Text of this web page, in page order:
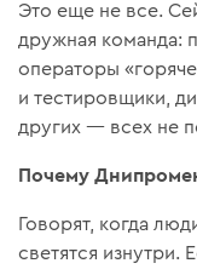
Это еще не все.
дружная команда:
операторы
и тестировщики,
других — всех не
Почему
Говорят, когда
светятся изнутри.